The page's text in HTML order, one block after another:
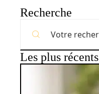
Recherche
Les plus récents